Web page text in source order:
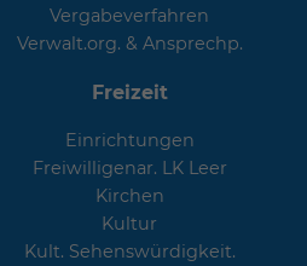
Vergabeverfahren
Verwalt.org. & Ansprechp.
Freizeit
Einrichtungen
Freiwilligenar. LK Leer
Kirchen
Kultur
Kult. Sehenswürdigkeit.